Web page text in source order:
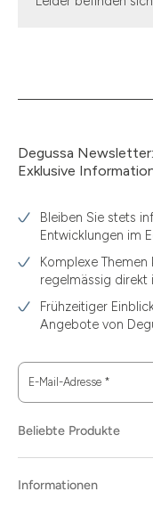
Degussa Newsletter:
Exklusive
Bleiben Sie stets
Entwicklungen im
Komplexe
regelmässig direkt
Frühzeitiger
Angebote von
E-Mail-Adresse *
Beliebte Produkte
Informationen